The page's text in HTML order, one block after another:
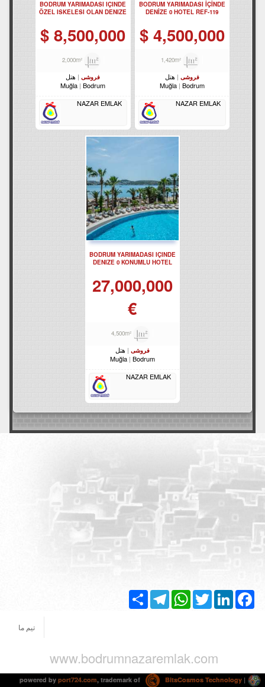
BODRUM YARIMADASI İÇİNDE
DENİZE 0 HOTEL REF-119
4,500,000 $
فروشی
هتل
Muğla Bodrum
NAZAR EMLAK
BODRUM YARIMADASI IÇINDE
ÖZEL ISKELESI OLAN DENIZE
8,500,000 $
2,000m²
فروشی
هتل
Muğla Bodrum
NAZAR EMLAK
BODRUM YARIMADASI IÇINDE
DENIZE 0 KONUMLU HOTEL
27,000,000
€
فروشی
هتل
Muğla Bodrum
NAZAR EMLAK
تیم ما
Facebook
LinkedIn
Twitter
WhatsApp
Telegram
Share
www.bodrumnazaremlak.com
powered by port724.com, trademark of BitsCosmos Technology |